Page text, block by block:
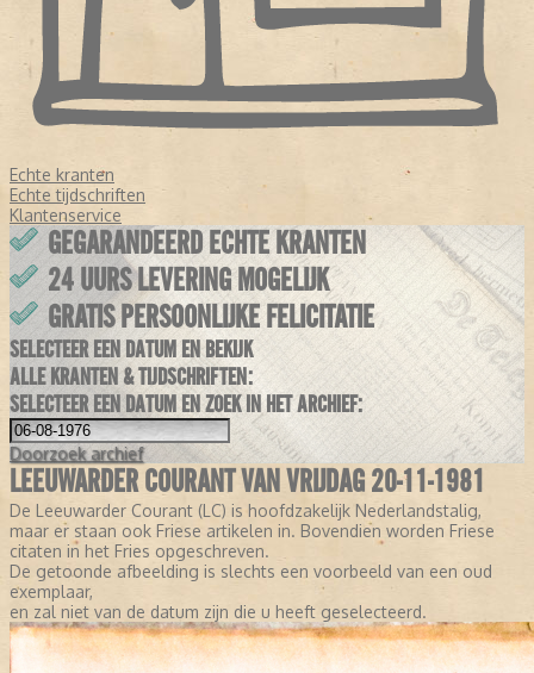
Echte kranten
Echte tijdschriften
Klantenservice
GEGARANDEERD ECHTE KRANTEN
24 UURS LEVERING MOGELIJK
GRATIS PERSOONLIJKE FELICITATIE
SELECTEER EEN DATUM EN BEKIJK
ALLE KRANTEN & TIJDSCHRIFTEN:
SELECTEER EEN DATUM EN ZOEK IN HET ARCHIEF:
Doorzoek archief
LEEUWARDER COURANT VAN VRIJDAG 20-11-1981
De Leeuwarder Courant (LC) is hoofdzakelijk Nederlandstalig,
maar er staan ook Friese artikelen in. Bovendien worden Friese
citaten in het Fries opgeschreven.
De getoonde afbeelding is slechts een voorbeeld van een oud
exemplaar,
en zal niet van de datum zijn die u heeft geselecteerd.